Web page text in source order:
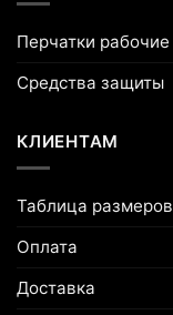
Перчатки рабочие
Средства защиты
КЛИЕНТАМ
Таблица размеров
Оплата
Доставка